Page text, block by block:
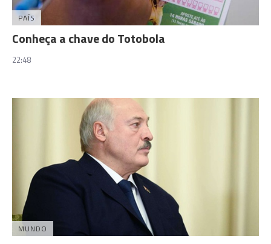
PAÍS
Conheça a chave do Totobola
22:48
MUNDO